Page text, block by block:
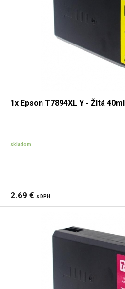
1x Epson T7894XL Y - Žltá 40ml
skladom
2.69 € s DPH